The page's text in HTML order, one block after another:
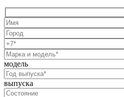
модель
выпуска